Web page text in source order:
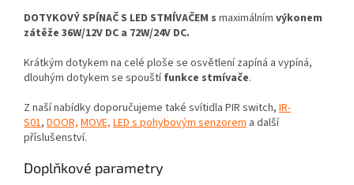
DOTYKOVÝ SPÍNAČ S LED STMÍVAČEM s maximálním výkonem
zátěže 36W/12V DC a 72W/24V DC.
Krátkým dotykem na celé ploše se osvětlení zapíná a vypíná,
dlouhým dotykem se spouští funkce stmívače.
Z naší nabídky doporučujeme také svítidla PIR switch, IR-
S01, DOOR, MOVE, LED s pohybovým senzorem a další
příslušenství.
Doplňkové parametry